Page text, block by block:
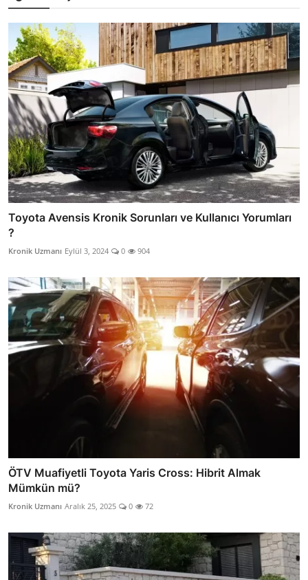
Toyota Avensis Kronik Sorunları ve Kullanıcı Yorumları
?
Kronik Uzmanı Eylül 3, 2024 0 904
ÖTV Muafiyetli Toyota Yaris Cross: Hibrit Almak
Mümkün mü?
Kronik Uzmanı Aralık 25, 2025 0 72